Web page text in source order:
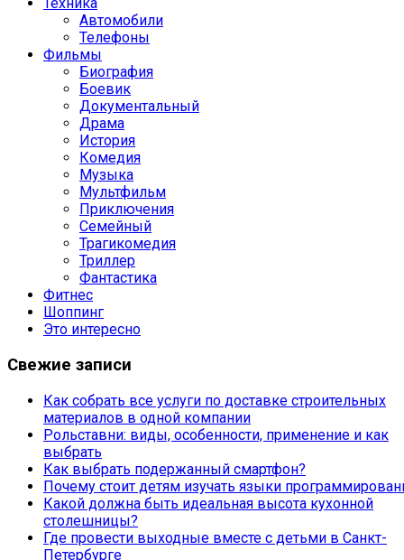
Автомобили
Телефоны
Фильмы
Биография
Боевик
Документальный
Драма
История
Комедия
Музыка
Мультфильм
Приключения
Семейный
Трагикомедия
Триллер
Фантастика
Фитнес
Шоппинг
Это интересно
Свежие записи
Как собрать все услуги по доставке строительных
материалов в одной компании
Рольставни: виды, особенности, применение и как
выбрать
Как выбрать подержанный смартфон?
Почему стоит детям изучать языки
Какой должна быть идеальная высота кухонной
столешницы?
Где провести выходные вместе с детьми в Санкт-
Петербурге